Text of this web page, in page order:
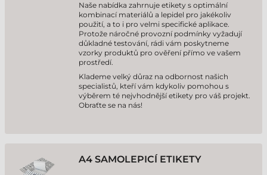
Naše nabídka zahrnuje etikety s optimální
kombinací materiálů a lepidel pro jakékoliv
použití, a to i pro velmi specifické aplikace.
Protože náročné provozní podmínky vyžadují
důkladné testování, rádi vám poskytneme
vzorky produktů pro ověření přímo ve vašem
prostředí.
Klademe velký důraz na odbornost našich
specialistů, kteří vám kdykoliv pomohou s
výběrem té nejvhodnější etikety pro váš projekt.
Obraťte se na nás!
A4 SAMOLEPICÍ ETIKETY